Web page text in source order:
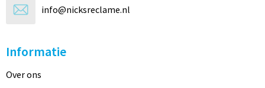
info@nicksreclame.nl
Informatie
Over ons